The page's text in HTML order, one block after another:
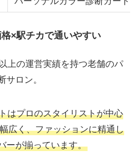
×駅チカで通いやすい
上の運営実績を持つ老舗のパ
サロン。
はプロのスタイリストが中心
広く、ファッションに精通し
ーが揃っています。